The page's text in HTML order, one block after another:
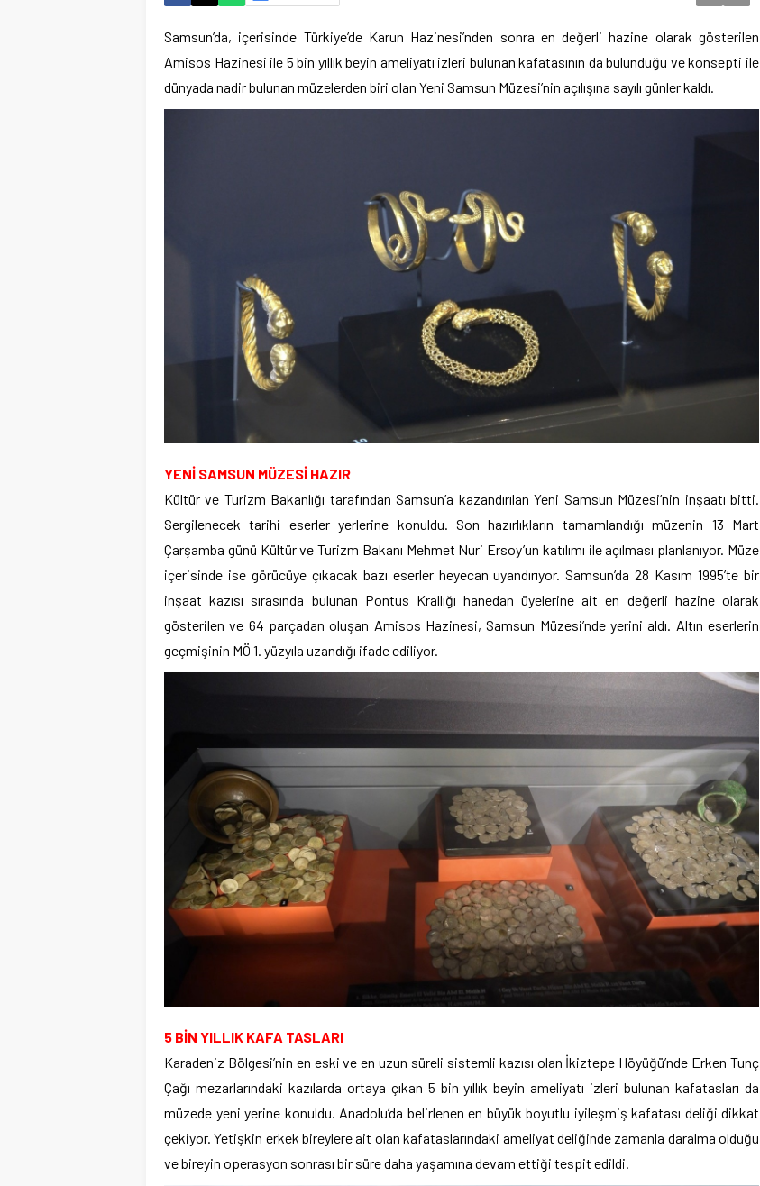
Samsun’da, içerisinde Türkiye’de Karun Hazinesi’nden sonra en değerli hazine olarak gösterilen
Amisos Hazinesi ile 5 bin yıllık beyin ameliyatı izleri bulunan kafatasının da bulunduğu ve konsepti ile
dünyada nadir bulunan müzelerden biri olan Yeni Samsun Müzesi’nin açılışına sayılı günler kaldı.
YENİ SAMSUN MÜZESİ HAZIR
Kültür ve Turizm Bakanlığı tarafından Samsun’a kazandırılan Yeni Samsun Müzesi’nin inşaatı bitti.
Sergilenecek tarihi eserler yerlerine konuldu. Son hazırlıkların tamamlandığı müzenin 13 Mart
Çarşamba günü Kültür ve Turizm Bakanı Mehmet Nuri Ersoy’un katılımı ile açılması planlanıyor. Müze
içerisinde ise görücüye çıkacak bazı eserler heyecan uyandırıyor. Samsun’da 28 Kasım 1995’te bir
inşaat kazısı sırasında bulunan Pontus Krallığı hanedan üyelerine ait en değerli hazine olarak
gösterilen ve 64 parçadan oluşan Amisos Hazinesi, Samsun Müzesi’nde yerini aldı. Altın eserlerin
geçmişinin MÖ 1. yüzyıla uzandığı ifade ediliyor.
5 BİN YILLIK KAFA TASLARI
Karadeniz Bölgesi’nin en eski ve en uzun süreli sistemli kazısı olan İkiztepe Höyüğü’nde Erken Tunç
Çağı mezarlarındaki kazılarda ortaya çıkan 5 bin yıllık beyin ameliyatı izleri bulunan kafatasları da
müzede yeni yerine konuldu. Anadolu’da belirlenen en büyük boyutlu iyileşmiş kafatası deliği dikkat
çekiyor. Yetişkin erkek bireylere ait olan kafataslarındaki ameliyat deliğinde zamanla daralma olduğu
ve bireyin operasyon sonrası bir süre daha yaşamına devam ettiği tespit edildi.